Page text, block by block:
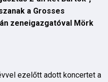
a Grosses
zeneigazgatóval Mörk
ezelőtt adott koncertet a